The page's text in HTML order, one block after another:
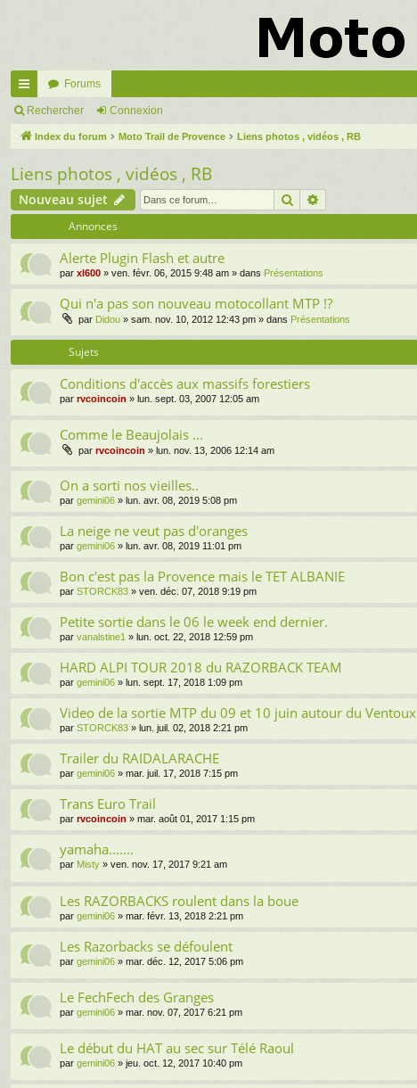
cc
ès
pi
de
Forums
Rechercher Connexion
Index du forum Moto Trail de Provence Liens photos , vidéos , RB
Liens photos , vidéos , RB
Nouveau sujet Rechercher
Annonces
Alerte Plugin Flash et autre
par xl600 » ven. févr. 06, 2015 9:48 am » dans Présentations
Qui n'a pas son nouveau motocollant MTP !?
par Didou » sam. nov. 10, 2012 12:43 pm » dans Présentations
Sujets
Conditions d'accès aux massifs forestiers
par rvcoincoin » lun. sept. 03, 2007 12:05 am
Comme le Beaujolais ...
par rvcoincoin » lun. nov. 13, 2006 12:14 am
On a sorti nos vieilles..
par gemini06 » lun. avr. 08, 2019 5:08 pm
La neige ne veut pas d'oranges
par gemini06 » lun. avr. 08, 2019 11:01 pm
Bon c'est pas la Provence mais le TET ALBANIE
par STORCK83 » ven. déc. 07, 2018 9:19 pm
Petite sortie dans le 06 le week end dernier.
par vanalstine1 » lun. oct. 22, 2018 12:59 pm
HARD ALPI TOUR 2018 du RAZORBACK TEAM
par gemini06 » lun. sept. 17, 2018 1:09 pm
Video de la sortie MTP du 09 et 10 juin autour du Ventoux
par STORCK83 » lun. juil. 02, 2018 2:21 pm
Trailer du RAIDALARACHE
par gemini06 » mar. juil. 17, 2018 7:15 pm
Trans Euro Trail
par rvcoincoin » mar. août 01, 2017 1:15 pm
yamaha.......
par Misty » ven. nov. 17, 2017 9:21 am
Les RAZORBACKS roulent dans la boue
par gemini06 » mar. févr. 13, 2018 2:21 pm
Les Razorbacks se défoulent
par gemini06 » mar. déc. 12, 2017 5:06 pm
Le FechFech des Granges
par gemini06 » mar. nov. 07, 2017 6:21 pm
Le début du HAT au sec sur Télé Raoul
par gemini06 » jeu. oct. 12, 2017 10:40 pm